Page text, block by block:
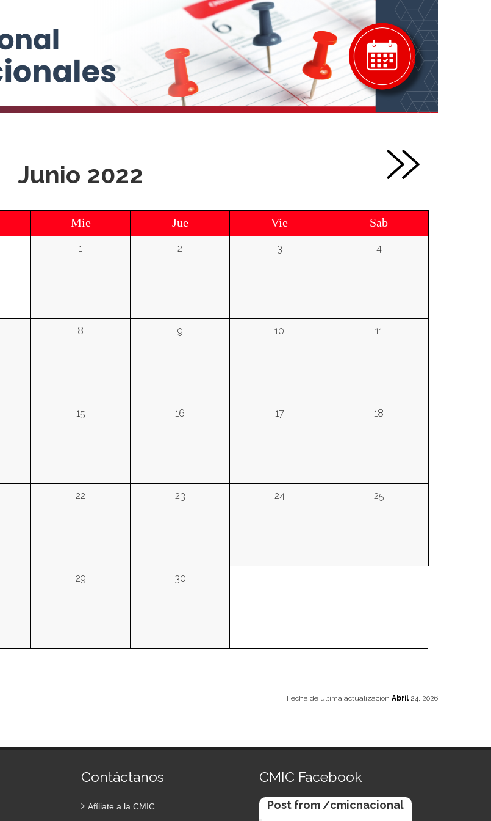
Junio 2022
Mie Jue Vie Sab
1 2 3 4
8 9 10 11
15 16 17 18
22 23 24 25
29 30
Fecha de última actualización Abril 24, 2026
Contáctanos
Afíliate a la CMIC
CMIC Facebook
Post from /cmicnacional